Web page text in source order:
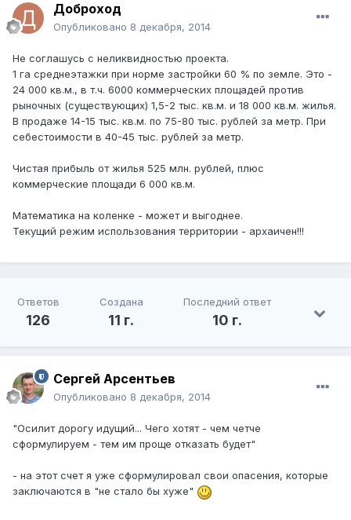
Доброход
Опубликовано 8 декабря, 2014
Не соглашусь с неликвидностью проекта.
1 га среднеэтажки при норме застройки 60 % по земле. Это -
24 000 кв.м., в т.ч. 6000 коммерческих площадей против
рыночных (существующих) 1,5-2 тыс. кв.м. и 18 000 кв.м. жилья.
В продаже 14-15 тыс. кв.м. по 75-80 тыс. рублей за метр. При
себестоимости в 40-45 тыс. рублей за метр.
Чистая прибыль от жилья 525 млн. рублей, плюс
коммерческие площади 6 000 кв.м.
Математика на коленке - может и выгоднее.
Текущий режим использования территории - архаичен!!!
Ответов
126
Создана
11 г.
Последний ответ
10 г.
Сергей Арсентьев
Опубликовано 8 декабря, 2014
"Осилит дорогу идущий... Чего хотят - чем четче
сформулируем - тем им проще отказать будет"
- на этот счет я уже сформулировал свои опасения, которые
заключаются в "не стало бы хуже"